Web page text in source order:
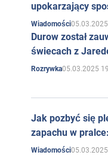
upokarzający
Wiadomości
Durow został
świecach z
Rozrywka05.03.2025
Jak pozbyć się
zapachu w
Wiadomości